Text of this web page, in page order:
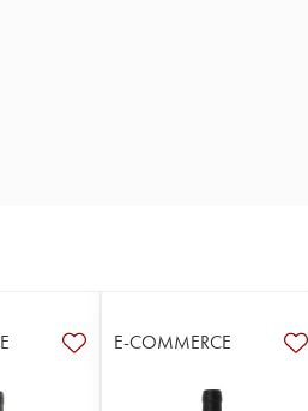
E-COMMERCE